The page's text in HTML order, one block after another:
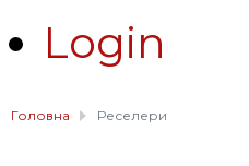
Login
Головна Реселери